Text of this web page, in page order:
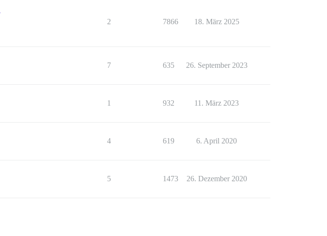
2 7866 18. März 2025
7 635 26. September 2023
1 932 11. März 2023
4 619 6. April 2020
5 1473 26. Dezember 2020